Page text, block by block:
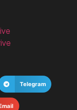
Telegram